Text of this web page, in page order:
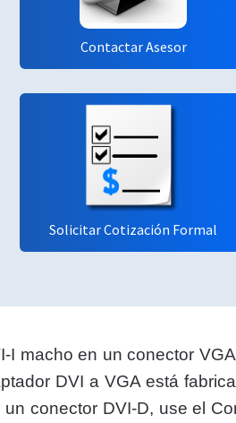
Contactar Asesor
Solicitar Cotización Formal
macho en un conector
DVI a VGA está
conector DVI-D, use el